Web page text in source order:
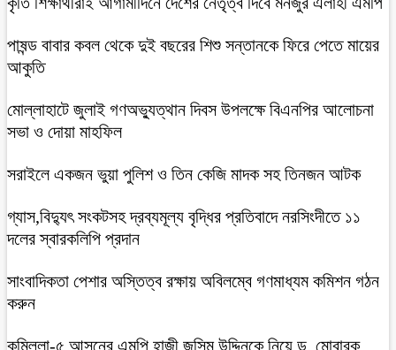
পাষন্ড বাবার কবল থেকে দুই বছরের শিশু সন্তানকে ফিরে পেতে মায়ের
আকুতি
মোল্লাহাটে জুলাই গণঅভ্যুত্থান দিবস উপলক্ষে বিএনপির আলোচনা
সভা ও দোয়া মাহফিল
সরাইলে একজন ভুয়া পুলিশ ও তিন কেজি মাদক সহ তিনজন আটক
গ্যাস,বিদ্যুৎ সংকটসহ দ্রব্যমূল্য বৃদ্ধির প্রতিবাদে নরসিংদীতে ১১
দলের স্বারকলিপি প্রদান
সাংবাদিকতা পেশার অস্তিত্ব রক্ষায় অবিলম্বে গণমাধ্যম কমিশন গঠন
করুন
কুমিল্লা-৫ আসনের এমপি হাজী জসিম উদ্দিনকে নিয়ে ড. মোবারক